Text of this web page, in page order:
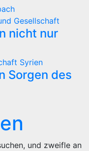
Gesellschaft
nicht nur
Syrien
Sorgen des
und zweifle an